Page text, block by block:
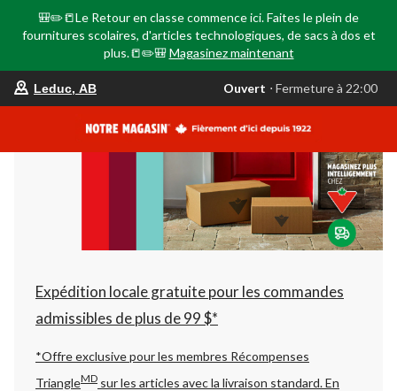
🎒✏️📒Le Retour en classe commence ici. Faites le plein de
fournitures scolaires, d'articles technologiques, de sacs à dos et
plus.📒✏️🎒 Magasinez maintenant
votre
est
AB,
Ouvert,
Fermeture
à
22:00
changer
Leduc, AB Ouvert ⋅ Fermeture à 22:00
Expédition locale gratuite pour les commandes
admissibles de plus de 99 $*
*Offre exclusive pour les membres Récompenses
TriangleMD sur les articles avec la livraison standard.En